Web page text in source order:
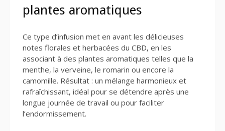
plantes aromatiques
Ce type d’infusion met en avant les délicieuses
notes florales et herbacées du CBD, en les
associant à des plantes aromatiques telles que la
menthe, la verveine, le romarin ou encore la
camomille. Résultat : un mélange harmonieux et
rafraîchissant, idéal pour se détendre après une
longue journée de travail ou pour faciliter
l’endormissement.